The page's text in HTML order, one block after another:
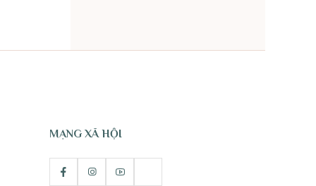
MẠNG XÃ HỘI